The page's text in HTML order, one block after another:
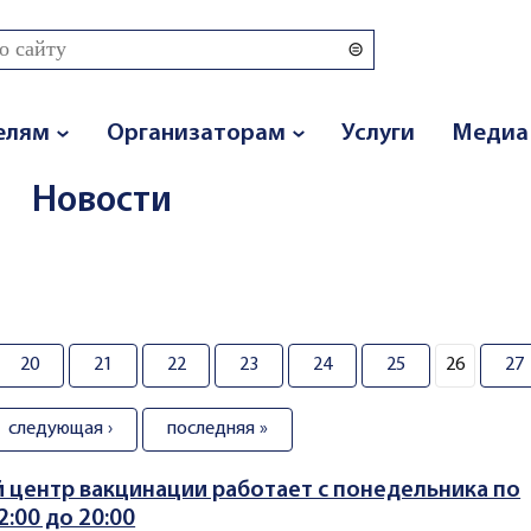
Организаторам Услуги Медиа
Новости
20 21 22 23 24 25 26 27
следующая › последняя »
вакцинации работает с понедельника по
до 20:00